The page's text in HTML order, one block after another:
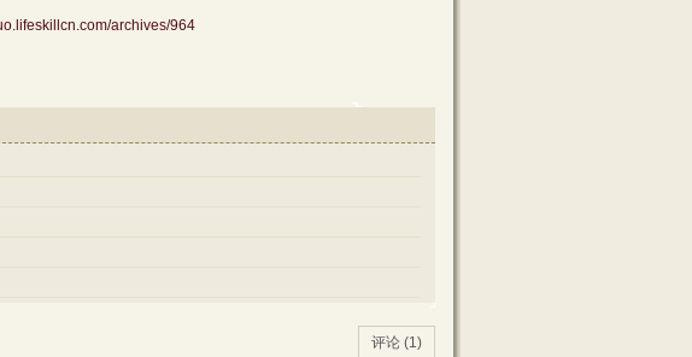
archives/964
评论 (1)